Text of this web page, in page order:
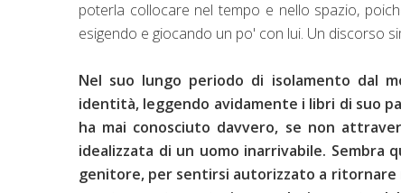
poterla collocare nel tempo e nello spazio,
esigendo e giocando un po' con lui. Un discorso
Nel suo lungo periodo di isolamento dal
identità, leggendo avidamente i libri di suo
ha mai conosciuto davvero, se non
idealizzata di un uomo inarrivabile.
genitore, per sentirsi autorizzato a ritornare